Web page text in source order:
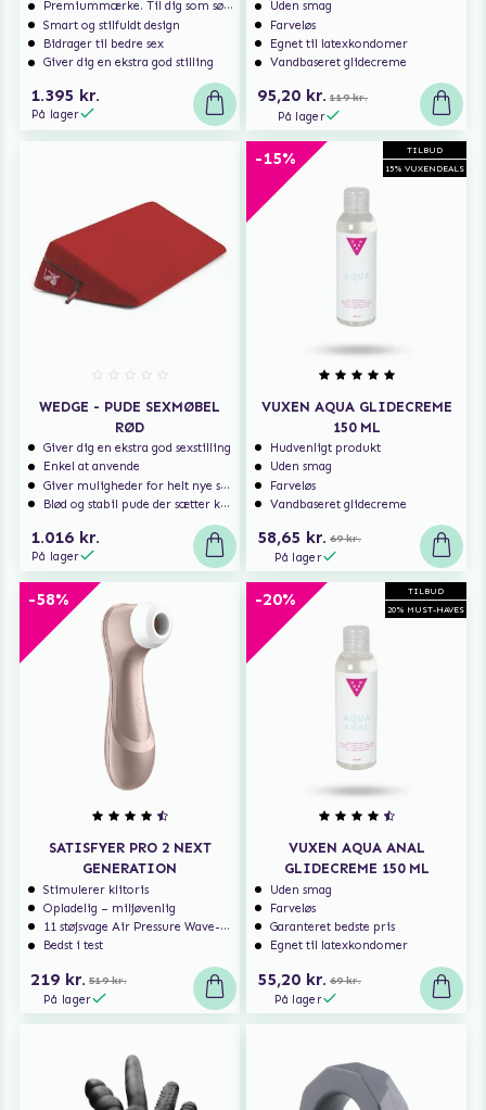
Premiummærke. Til dig som søger ekstra høj kvalitet.
Smart og stilfuldt design
Bidrager til bedre sex
Giver dig en ekstra god stilling
1.395 kr.
På lager
Uden smag
Farveløs
Egnet til latexkondomer
Vandbaseret glidecreme
95,20 kr. 119 kr.
På lager
WEDGE - PUDE SEXMØBEL
RØD
Giver dig en ekstra god sexstilling
Enkel at anvende
Giver muligheder for helt nye spændende stillinger
Blød og stabil pude der sætter komfort først
1.016 kr.
På lager
TILBUD
15% VUXENDEALS
-15%
VUXEN AQUA GLIDECREME
150 ML
Hudvenligt produkt
Uden smag
Farveløs
Vandbaseret glidecreme
58,65 kr. 69 kr.
På lager
-58%
SATISFYER PRO 2 NEXT
GENERATION
Stimulerer klitoris
Opladelig – miljøvenlig
11 støjsvage Air Pressure Wave-programmer
Bedst i test
219 kr. 519 kr.
På lager
TILBUD
20% MUST-HAVES
-20%
VUXEN AQUA ANAL
GLIDECREME 150 ML
Uden smag
Farveløs
Garanteret bedste pris
Egnet til latexkondomer
55,20 kr. 69 kr.
På lager